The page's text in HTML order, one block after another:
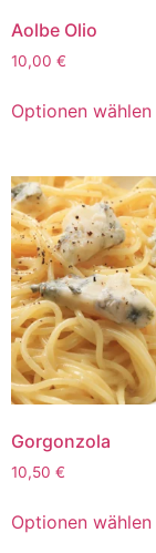
Aolbe Olio
10,00 €
Optionen wählen
Gorgonzola
10,50 €
Optionen wählen